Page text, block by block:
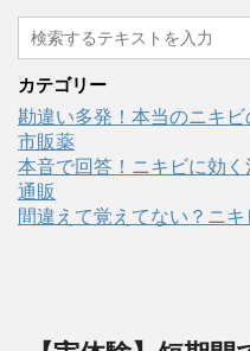
カテゴリー
勘違い多発！本当のニキ
市販薬
本音で回答！ニキビに効
通販
間違えて覚えてない？ニ